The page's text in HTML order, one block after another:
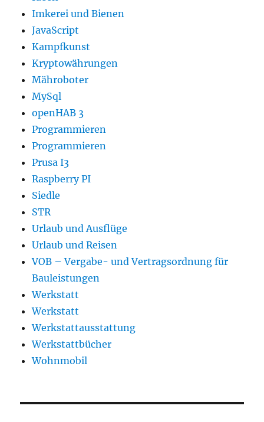
Imkerei und Bienen
JavaScript
Kampfkunst
Kryptowährungen
Mähroboter
MySql
openHAB 3
Programmieren
Programmieren
Prusa I3
Raspberry PI
Siedle
STR
Urlaub und Ausflüge
Urlaub und Reisen
VOB – Vergabe- und Vertragsordnung für
Bauleistungen
Werkstatt
Werkstatt
Werkstattausstattung
Werkstattbücher
Wohnmobil